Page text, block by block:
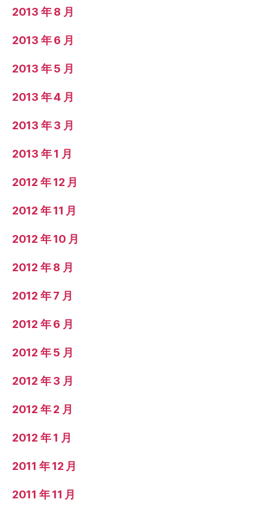
2013 年 8 月
2013 年 6 月
2013 年 5 月
2013 年 4 月
2013 年 3 月
2013 年 1 月
2012 年 12 月
2012 年 11 月
2012 年 10 月
2012 年 8 月
2012 年 7 月
2012 年 6 月
2012 年 5 月
2012 年 3 月
2012 年 2 月
2012 年 1 月
2011 年 12 月
2011 年 11 月